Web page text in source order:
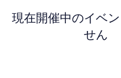
現在開催中のイベ
せん